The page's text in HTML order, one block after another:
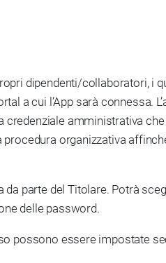
dipendenti/collaboratori, i
a cui l’App sarà connessa.
credenziale amministrativa
organizzativa
parte del Titolare. Potrà
delle password.
possono essere impostate